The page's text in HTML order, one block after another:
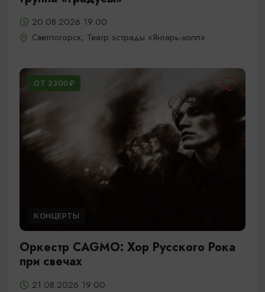
20.08.2026 19:00
Светлогорск, Театр эстрады «Янтарь-холл»
ОТ 2300₽
КОНЦЕРТЫ
Оркестр CAGMO: Хор Русского Рока
при свечах
21.08.2026 19:00